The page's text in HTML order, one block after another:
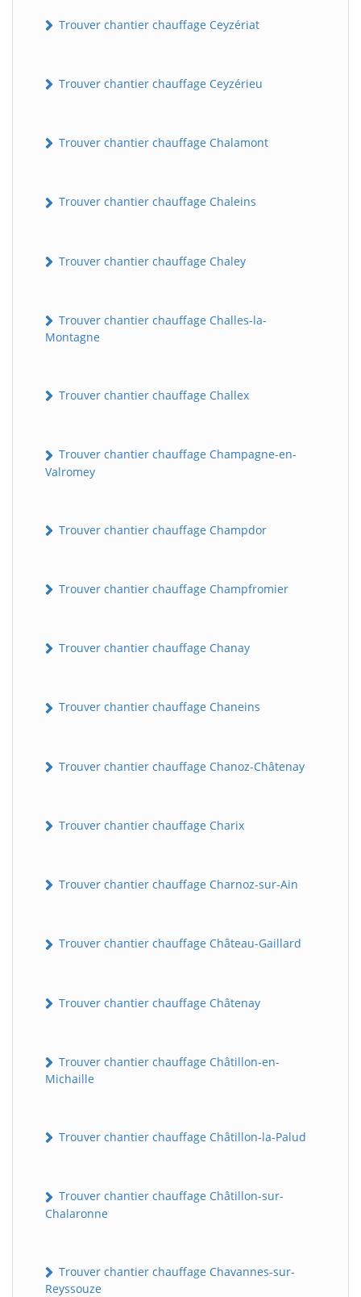
Trouver chantier chauffage Ceyzériat
Trouver chantier chauffage Ceyzérieu
Trouver chantier chauffage Chalamont
Trouver chantier chauffage Chaleins
Trouver chantier chauffage Chaley
Trouver chantier chauffage Challes-la-
Montagne
Trouver chantier chauffage Challex
Trouver chantier chauffage Champagne-en-
Valromey
Trouver chantier chauffage Champdor
Trouver chantier chauffage Champfromier
Trouver chantier chauffage Chanay
Trouver chantier chauffage Chaneins
Trouver chantier chauffage Chanoz-Châtenay
Trouver chantier chauffage Charix
Trouver chantier chauffage Charnoz-sur-Ain
Trouver chantier chauffage Château-Gaillard
Trouver chantier chauffage Châtenay
Trouver chantier chauffage Châtillon-en-
Michaille
Trouver chantier chauffage Châtillon-la-Palud
Trouver chantier chauffage Châtillon-sur-
Chalaronne
Trouver chantier chauffage Chavannes-sur-
Reyssouze